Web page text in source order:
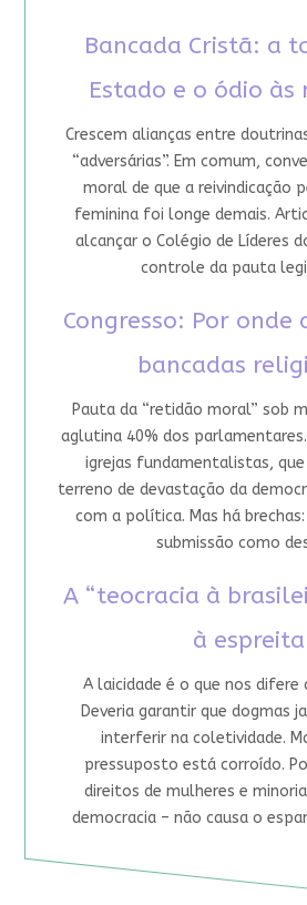
Bancada Cristã: a
Estado e o ódio às
Crescem alianças entre
“adversárias”. Em comum,
moral de que a reivindicação
feminina foi longe demais.
alcançar o Colégio de Líderes
controle da pauta
Congresso: Por onde
bancadas
Pauta da “retidão moral” sob
aglutina 40% dos
igrejas fundamentalistas, que
terreno de devastação da
com a política. Mas há
submissão como
A “teocracia à
à espreita
A laicidade é o que nos difere
Deveria garantir que dogmas
interferir na coletividade.
pressuposto está corroído.
direitos de mulheres e
democracia – não causa o